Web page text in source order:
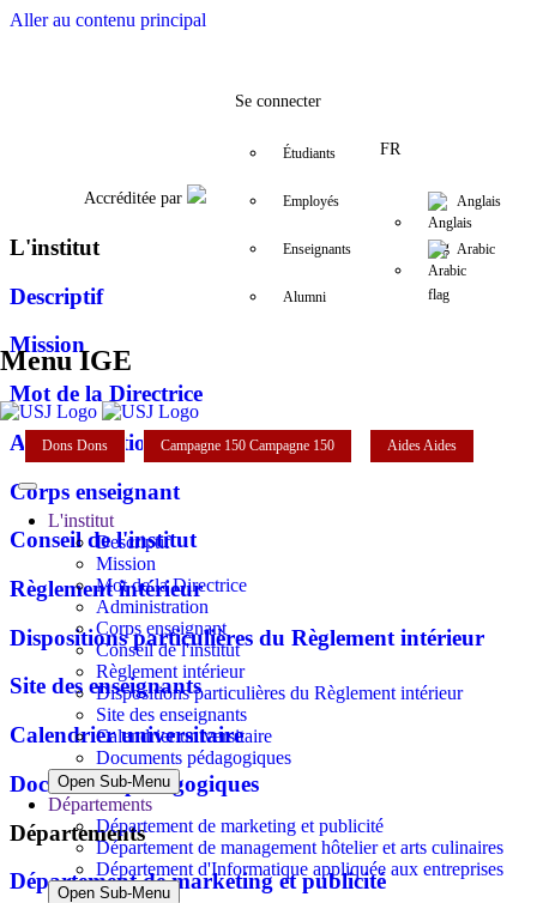
Aller au contenu principal
FacebookTwitter
Accréditée par
Se connecter
Étudiants
Employés
Enseignants
Alumni
FR
Anglais
Arabic
Menu IGE
Dons Dons Campagne 150 Campagne 150 AidesAides
L'institut
Descriptif
Mission
Mot de la Directrice
Administration
Corps enseignant
Conseil de l'institut
Règlement intérieur
Dispositions particulières du Règlement intérieur
Site des enseignants
Calendrier universitaire
Documents pédagogiques
Open Sub-Menu
Départements
Département de marketing et publicité
Département de management hôtelier et arts culinaires
Département d'Informatique appliquée aux entreprises
Open Sub-Menu
L'institut
Descriptif
Mission
Mot de la Directrice
Administration
Corps enseignant
Conseil de l'institut
Règlement intérieur
Dispositions particulières du Règlement intérieur
Site des enseignants
Calendrier universitaire
Documents pédagogiques
Départements
Département de marketing et publicité